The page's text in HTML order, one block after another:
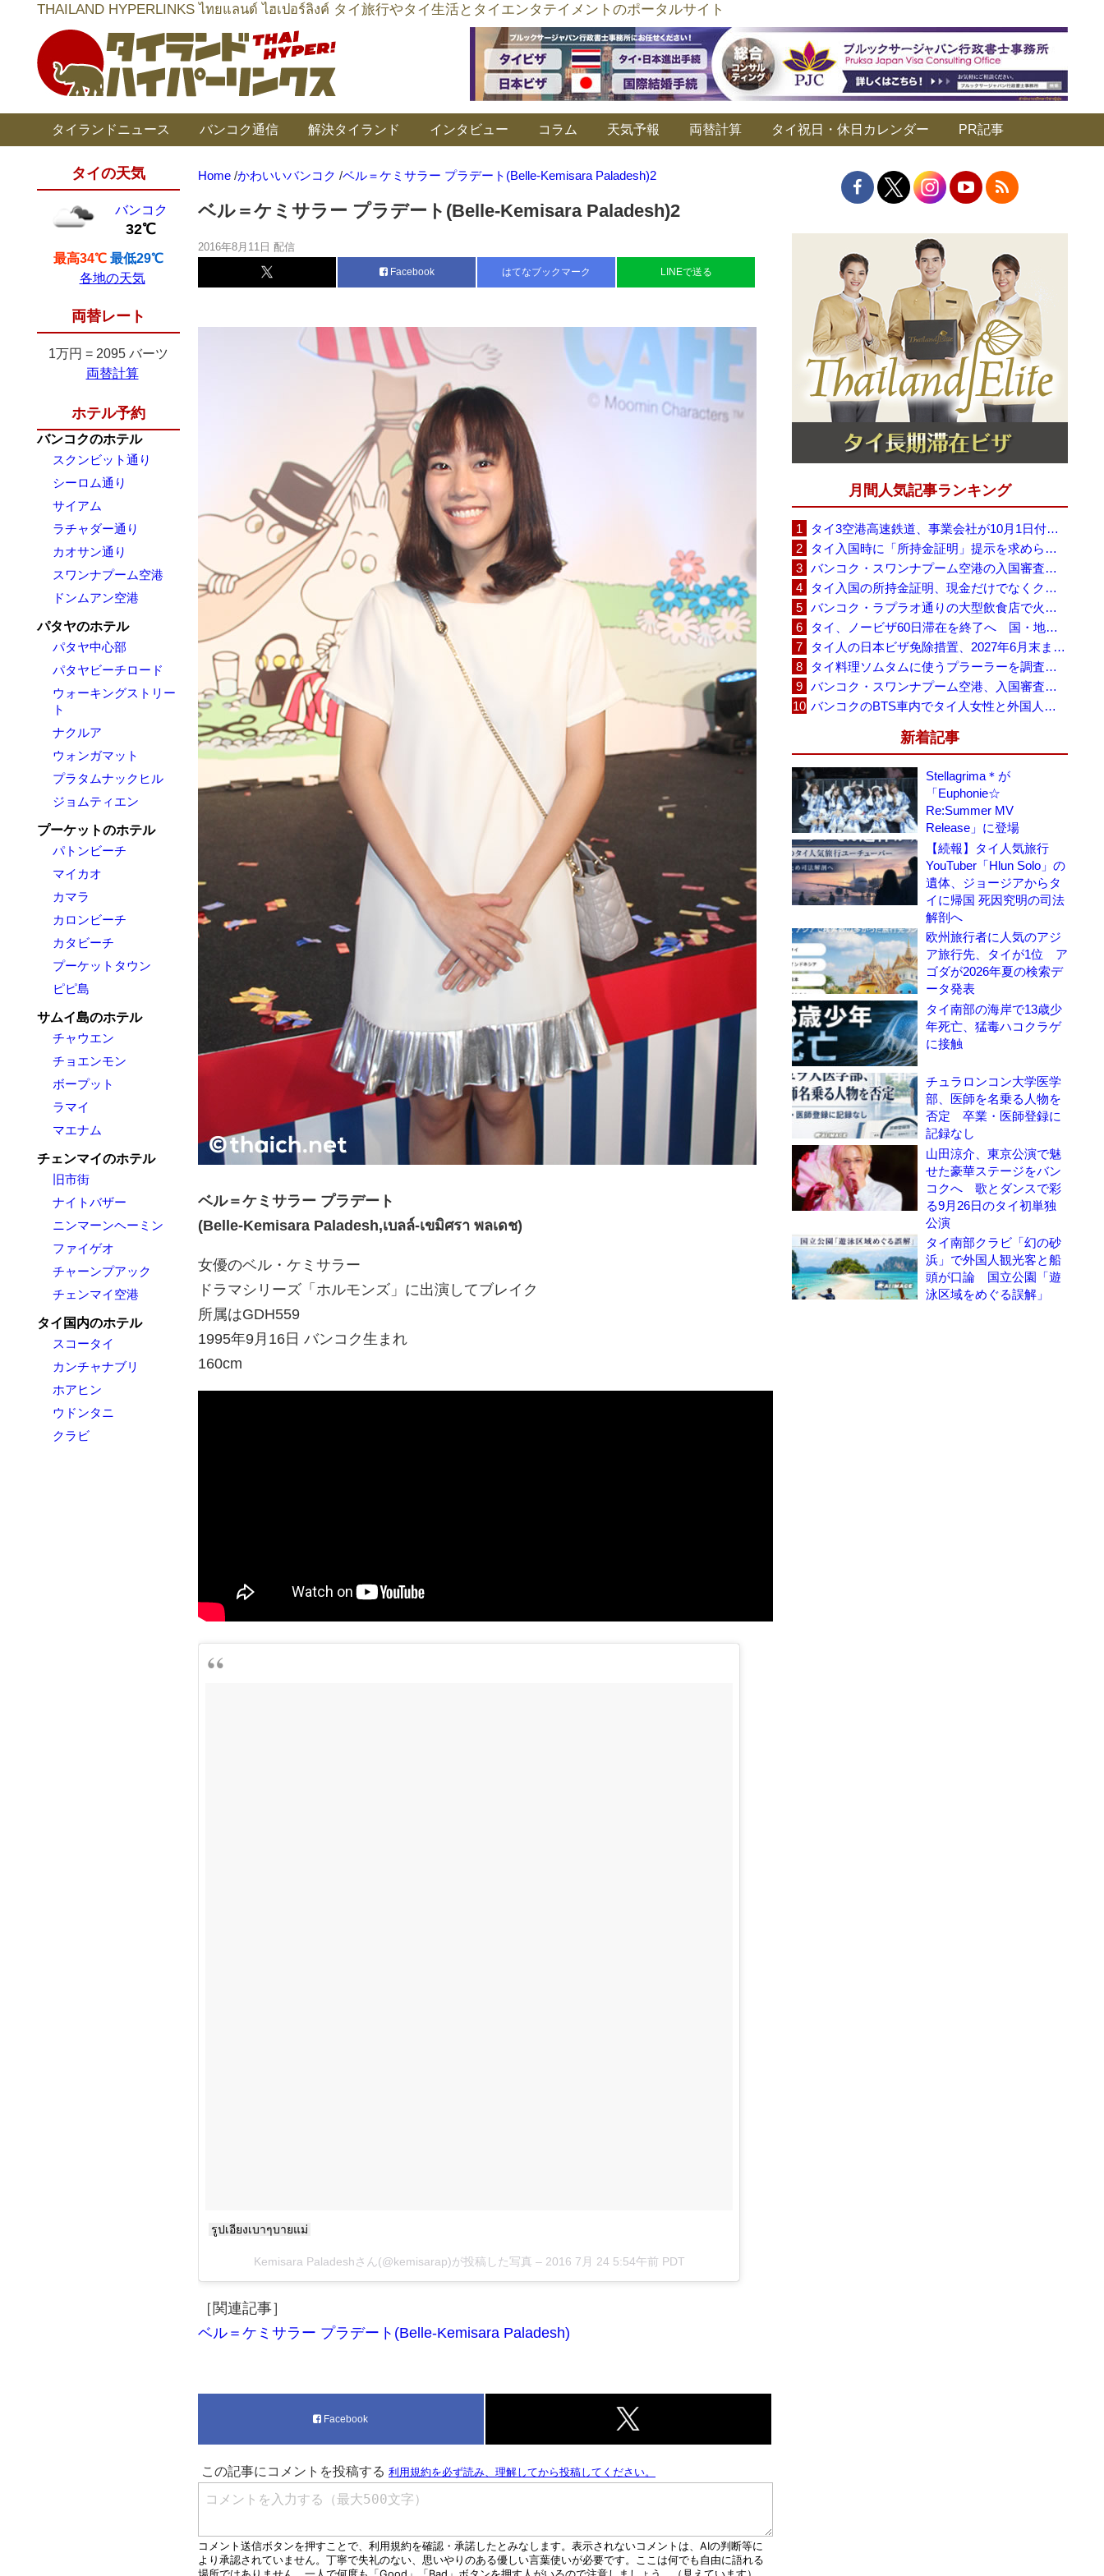
THAILAND HYPERLINKS ไทยแลนด์ ไฮเปอร์ลิงค์ タイ旅行やタイ生活とタイエンタテイメントのポータルサイト
タイランドニュース バンコク通信 解決タイランド インタビュー コラム 天気予報 両替計算 タイ祝日・休日カレンダー PR記事
タイの天気
バンコク
32℃
最高34℃ 最低29℃
各地の天気
両替レート
1万円 = 2095 バーツ
両替計算
ホテル予約
バンコクのホテル
スクンビット通り
シーロム通り
サイアム
ラチャダー通り
カオサン通り
スワンナプーム空港
ドンムアン空港
パタヤのホテル
パタヤ中心部
パタヤビーチロード
ウォーキングストリー
ト
ナクルア
ウォンガマット
プラタムナックヒル
ジョムティエン
プーケットのホテル
パトンビーチ
マイカオ
カマラ
カロンビーチ
カタビーチ
プーケットタウン
ピピ島
サムイ島のホテル
チャウエン
チョエンモン
ボープット
ラマイ
マエナム
チェンマイのホテル
旧市街
ナイトバザー
ニンマーンヘーミン
ファイゲオ
チャーンプアック
チェンマイ空港
タイ国内のホテル
スコータイ
カンチャナブリ
ホアヒン
ウドンタニ
クラビ
Home /かわいいバンコク /ベル＝ケミサラー プラデート(Belle-Kemisara Paladesh)2
ベル＝ケミサラー プラデート(Belle-Kemisara Paladesh)2
2016年8月11日 配信
Facebook はてなブックマーク LINEで送る
ベル＝ケミサラー プラデート
(Belle-Kemisara Paladesh,เบลล์-เขมิศรา พลเดช)
女優のベル・ケミサラー
ドラマシリーズ「ホルモンズ」に出演してブレイク
所属はGDH559
1995年9月16日 バンコク生まれ
160cm
รูปเอียงเบาๆบายแม่
Kemisara Paladeshさん(@kemisarap)が投稿した写真 – 2016 7月 24 5:54午前 PDT
［関連記事］
ベル＝ケミサラー プラデート(Belle-Kemisara Paladesh)
Facebook
月間人気記事ランキング
タイ3空港高速鉄道、事業会社が10月1日付の契約終了を通知 「現時点での撤退決定ではない」
タイ入国時に「所持金証明」提示を求められる場合も、タイ政府観光庁が外国人旅行者に再周知
バンコク・スワンナプーム空港の入国審査に長蛇の列、SNSで「3～4時間待ち」との投稿が拡散
タイ入国の所持金証明、現金だけでなくクレジットカードや銀行明細も提示可能
バンコク・ラプラオ通りの大型飲食店で火災、27人死亡・多数負傷
タイ、ノービザ60日滞在を終了へ 国・地域別に30日・15日へ再編
タイ人の日本ビザ免除措置、2027年6月末まで延長 不安広がる中でひとまず安堵
タイ料理ソムタムに使うプラーラーを調査へ、大学新入生4,233人が肝吸虫感染
バンコク・スワンナプーム空港、入国審査で2～3時間待ちの時間帯も 審査厳格化と人員不足が影響か
バンコクのBTS車内でタイ人女性と外国人学生グループが口論、騒音めぐる動画が拡散
新着記事
Stellagrima＊が
「Euphonie☆
Re:Summer MV
Release」に登場
【続報】タイ人気旅行
YouTuber「Hlun Solo」の
遺体、ジョージアからタ
イに帰国 死因究明の司法
解剖へ
欧州旅行者に人気のアジ
ア旅行先、タイが1位 ア
ゴダが2026年夏の検索デ
ータ発表
タイ南部の海岸で13歳少
年死亡、猛毒ハコクラゲ
に接触
チュラロンコン大学医学
部、医師を名乗る人物を
否定 卒業・医師登録に
記録なし
山田涼介、東京公演で魅
せた豪華ステージをバン
コクへ 歌とダンスで彩
る9月26日のタイ初単独
公演
タイ南部クラビ「幻の砂
浜」で外国人観光客と船
頭が口論 国立公園「遊
泳区域をめぐる誤解」